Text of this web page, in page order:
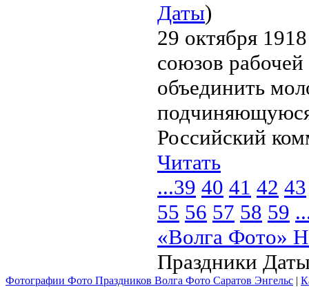
Даты)
29 октября
союзов
объединить
Российский
Читать
...39 40 41 42 43
55 56 57 58 59
«Волга Фото»
Праздники
Фотографии Фото Праздников Волга Фото Саратов Энгельс |